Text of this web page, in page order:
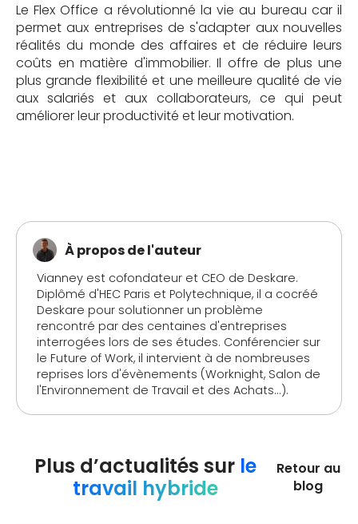
Le Flex Office a révolutionné la vie au bureau car il
permet aux entreprises de s'adapter aux nouvelles
réalités du monde des affaires et de réduire leurs
coûts en matière d'immobilier. Il offre de plus une
plus grande flexibilité et une meilleure qualité de vie
aux salariés et aux collaborateurs, ce qui peut
améliorer leur productivité et leur motivation.
À propos de l'auteur
Vianney est cofondateur et CEO de Deskare.
Diplômé d'HEC Paris et Polytechnique, il a cocréé
Deskare pour solutionner un problème
rencontré par des centaines d'entreprises
interrogées lors de ses études. Conférencier sur
le Future of Work, il intervient à de nombreuses
reprises lors d'évènements (Worknight, Salon de
l'Environnement de Travail et des Achats...).
Plus d’actualités sur le
travail hybride
Retour au
blog